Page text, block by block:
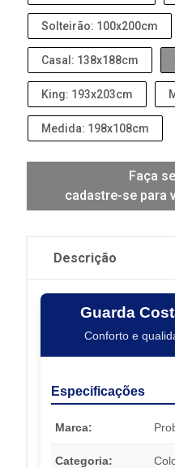
Solteirão: 100x200cm
Casal: 138x188cm
King: 193x203cm
Medida: 198x108cm
Faça
cadastre-se para
Descrição
Guarda
Conforto e
Especificações
Marca:
Categoria: